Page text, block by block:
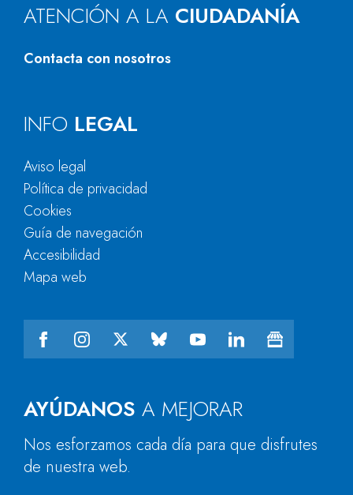
ATENCIÓN A LA CIUDADANÍA
Contacta con nosotros
AYÚDANOS A MEJORAR
Nos esforzamos cada día para que disfrutes
de nuestra web.
INFO LEGAL
Aviso legal
Política de privacidad
Cookies
Guía de navegación
Accesibilidad
Mapa web